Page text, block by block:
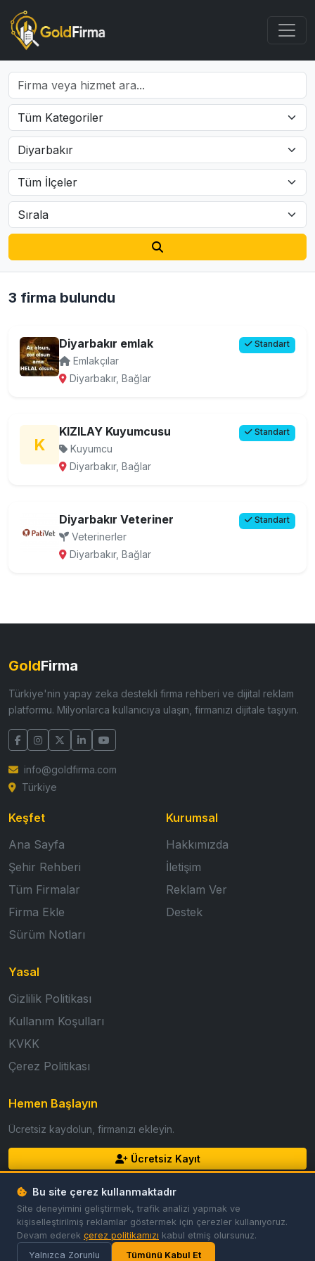
3 firma bulundu
Diyarbakır emlak Standart
Emlakçılar
Diyarbakır, Bağlar
K
KIZILAY Kuyumcusu Standart
Kuyumcu
Diyarbakır, Bağlar
Diyarbakır Veteriner Standart
Veterinerler
Diyarbakır, Bağlar
GoldFirma
Türkiye'nin yapay zeka destekli firma rehberi ve dijital reklam
platformu. Milyonlarca kullanıcıya ulaşın, firmanızı dijitale taşıyın.
info@goldfirma.com
Türkiye
Keşfet
Ana Sayfa
Şehir Rehberi
Tüm Firmalar
Firma Ekle
Sürüm Notları
Kurumsal
Hakkımızda
İletişim
Reklam Ver
Destek
Yasal
Gizlilik Politikası
Kullanım Koşulları
KVKK
Çerez Politikası
Hemen Başlayın
Ücretsiz kaydolun, firmanızı ekleyin.
Ücretsiz Kayıt
Giriş Yap
© 2026 GoldFirma. Tüm hakları saklıdır.
GizlilikKoşullarÇerezler Çerez Tercihleri
Bu site çerez kullanmaktadır
Site deneyimini geliştirmek, trafik analizi yapmak ve
kişiselleştirilmiş reklamlar göstermek için çerezler kullanıyoruz.
Devam ederek çerez politikamızı kabul etmiş olursunuz.
Yalnızca Zorunlu
Tümünü Kabul Et